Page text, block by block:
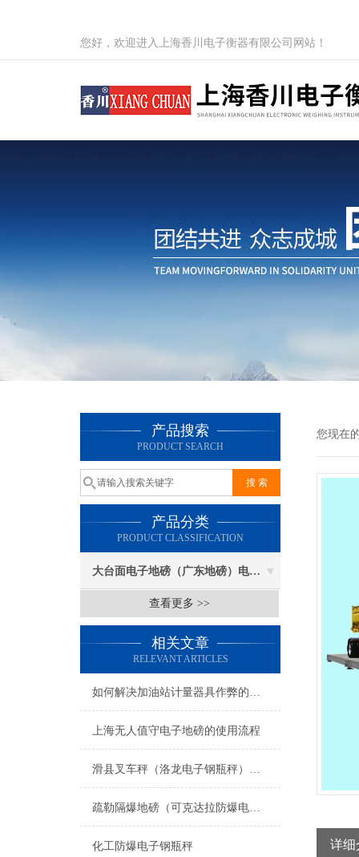
您好，欢迎进入上海香川电子衡器有限公司网站！
产品搜索
PRODUCT SEARCH
产品分类
PRODUCT CLASSIFICATION
大台面电子地磅（广东地磅）电子汽车衡
查看更多 >>
相关文章
RELEVANT ARTICLES
如何解决加油站计量器具作弊的方案
上海无人值守电子地磅的使用流程
滑县叉车秤（洛龙电子钢瓶秤）山城滚筒秤维修
疏勒隔爆地磅（可克达拉防爆电子天平）阿图什透析轮椅秤维修
化工防爆电子钢瓶秤
您现在
详细